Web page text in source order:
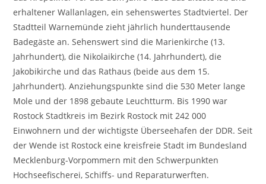
erhaltener Wallanlagen, ein sehenswertes Stadtviertel. Der
Stadtteil Warnemünde zieht jährlich hunderttausende
Badegäste an. Sehenswert sind die Marienkirche (13.
Jahrhundert), die Nikolaikirche (14. Jahrhundert), die
Jakobikirche und das Rathaus (beide aus dem 15.
Jahrhundert). Anziehungspunkte sind die 530 Meter lange
Mole und der 1898 gebaute Leuchtturm. Bis 1990 war
Rostock Stadtkreis im Bezirk Rostock mit 242 000
Einwohnern und der wichtigste Überseehafen der DDR. Seit
der Wende ist Rostock eine kreisfreie Stadt im Bundesland
Mecklenburg-Vorpommern mit den Schwerpunkten
Hochseefischerei, Schiffs- und Reparaturwerften.